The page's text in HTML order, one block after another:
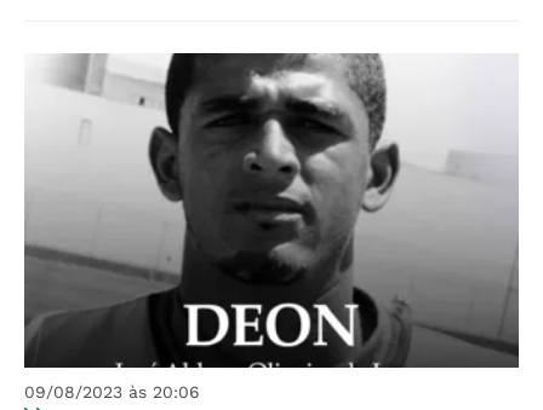
09/08/2023 às 20:06